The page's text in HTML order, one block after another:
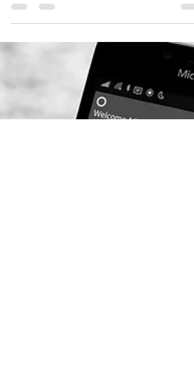
Mesmo que o Windows 10 Mobile esteja
há um bom tempo em desenvolvimento
patches para aparar...